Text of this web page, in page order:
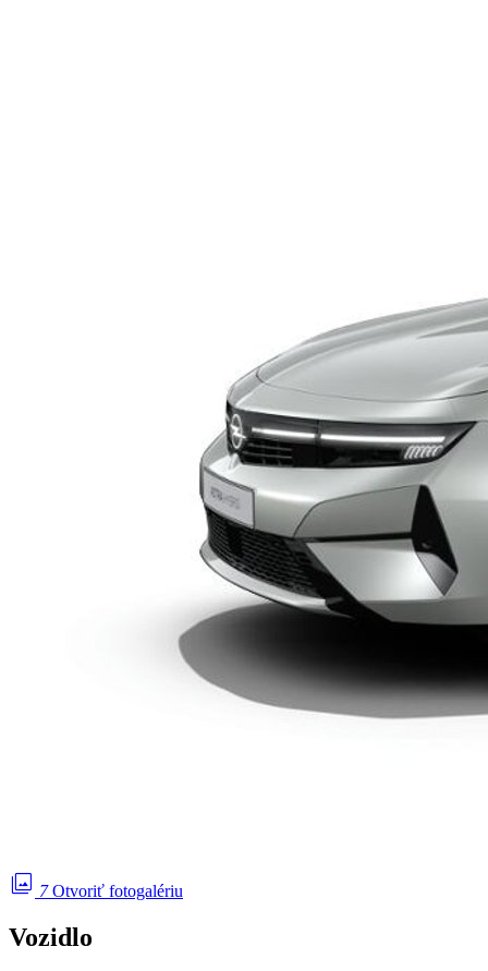
photo_library 7 Otvoriť fotogalériu
Vozidlo